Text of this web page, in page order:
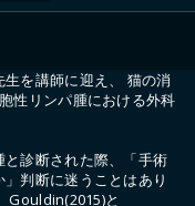
を講師に迎え、 猫の消
性リンパ腫における外科
診断された際、「手術
判断に迷うことはあり
Gouldin(2015)と